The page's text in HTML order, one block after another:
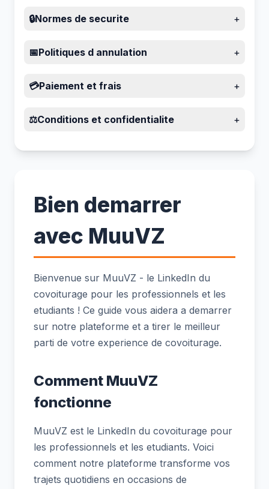
🔒Normes de securite +
📅Politiques d annulation +
💳Paiement et frais +
⚖️Conditions et confidentialite +
Bien demarrer
avec MuuVZ
Bienvenue sur MuuVZ - le LinkedIn du
covoiturage pour les professionnels et les
etudiants ! Ce guide vous aidera a demarrer
sur notre plateforme et a tirer le meilleur
parti de votre experience de covoiturage.
Comment MuuVZ
fonctionne
MuuVZ est le LinkedIn du covoiturage pour
les professionnels et les etudiants. Voici
comment notre plateforme transforme vos
trajets quotidiens en occasions de